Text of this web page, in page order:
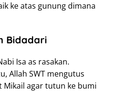
ke atas gunung dimana
Bidadari
Isa as rasakan.
Allah SWT mengutus
Mikail agar tutun ke bumi